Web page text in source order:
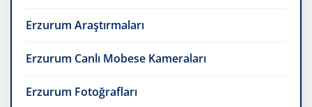
Erzurum Araştırmaları
Erzurum Canlı Mobese Kameraları
Erzurum Fotoğrafları